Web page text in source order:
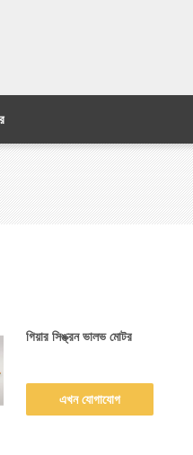
গিয়ার সিঙ্ক্রন ভালভ মোটর
এখন যোগাযোগ